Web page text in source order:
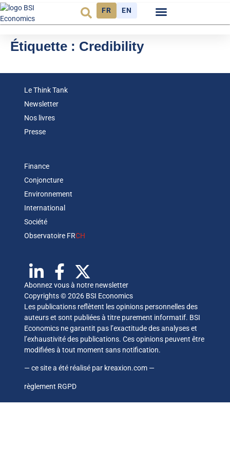
FR EN
Étiquette : Credibility
Le Think Tank
Newsletter
Nos livres
Presse
Finance
Conjoncture
Environnement
International
Société
Observatoire FRCH
Abonnez vous à notre newsletter
Copyrights © 2026 BSI Economics
Les publications reflètent les opinions personnelles des
auteurs et sont publiées à titre purement informatif. BSI
Economics ne garantit pas l’exactitude des analyses et
l’exhaustivité des publications. Ces opinions peuvent être
modifiées à tout moment sans notification.
— ce site a été réalisé par kreaxion.com —
règlement RGPD